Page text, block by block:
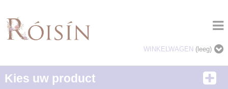
WINKELWAGEN (leeg)
Kies uw product